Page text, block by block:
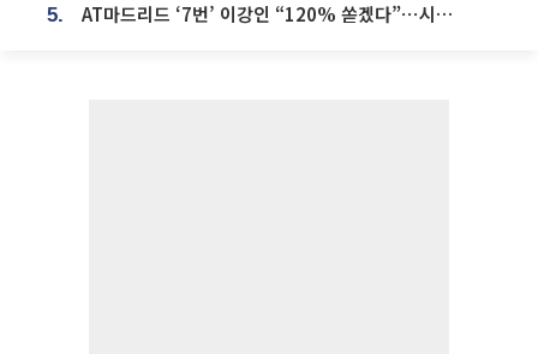
5. AT마드리드 ‘7번’ 이강인 “120% 쏟겠다”⋯시메오네 감독 “필요한 선수”